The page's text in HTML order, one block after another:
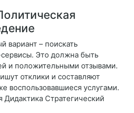
вариант – поискать
Это должна быть
и положительными отзывами.
отклики и составляют
воспользовавшиеся услугами.
Дидактика Стратегический